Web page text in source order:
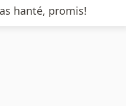
hanté, promis!